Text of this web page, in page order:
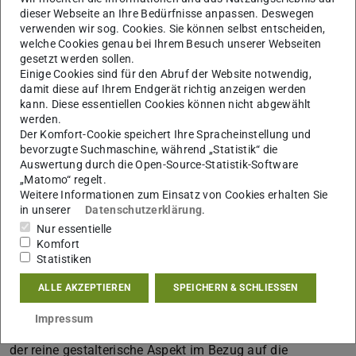
Der Markt der neuen Materialen ist vielfältig und erweitert
sich explosionsartig. Der Fokus dieser Untersuchung liegt
auf Materialien, die für den Leichtbau anwendbar sind
und daher losgelöst von der aktuellen interdisziplinären
Anwendung betrachtet werden. Um Werkstoffneuerungen
sie kritisch zu hinterfragen und zu bewerten. Hierbei soll
der reine gestalterische Aspekt im Bezug auf die
dieser Webseite an Ihre Bedürfnisse anpassen. Deswegen
verwenden wir sog. Cookies. Sie können selbst entscheiden,
welche Cookies genau bei Ihrem Besuch unserer Webseiten
gesetzt werden sollen.
Einige Cookies sind für den Abruf der Website notwendig,
damit diese auf Ihrem Endgerät richtig anzeigen werden
kann. Diese essentiellen Cookies können nicht abgewählt
werden.
Der Komfort-Cookie speichert Ihre Spracheinstellung und
bevorzugte Suchmaschine, während „Statistik“ die
Auswertung durch die Open-Source-Statistik-Software
„Matomo“ regelt.
Weitere Informationen zum Einsatz von Cookies erhalten Sie
in unserer
Datenschutzerklärung.
Nur essentielle
Komfort
Statistiken
ALLE AKZEPTIEREN SPEICHERN & SCHLIESSEN
Impressum